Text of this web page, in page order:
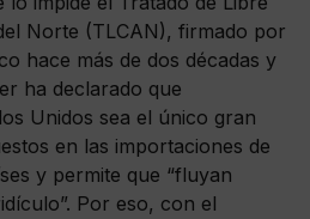
Norte (TLCAN), firmado por
hace más de dos décadas y
ha declarado que
Unidos sea el único gran
en las importaciones de
y permite que “fluyan
Por eso, con el